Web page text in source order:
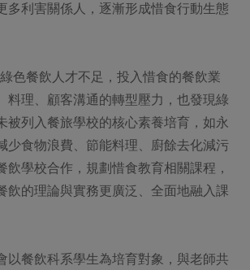
多利害關係人，逐漸形成惜食行動生態
色餐飲人才不足，投入惜食的餐飲業
料理、顧客溝通的轉型壓力，也發現綠
被列入餐旅學校的核心素養培育，如永
少食物浪費、節能料理、廚餘去化減污
飲學校合作，規劃惜食教育相關課程，
飲的理論與實務更廣泛、全面地融入課
以餐飲科系學生為培育對象，與老師共